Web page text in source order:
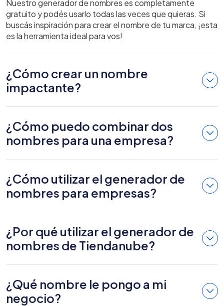
Nuestro generador de nombres es completamente
gratuito y podés usarlo todas las veces que quieras. Si
buscás inspiración para crear el nombre de tu marca, ¡esta
es la herramienta ideal para vos!
¿Cómo crear un nombre
impactante?
¿Cómo puedo combinar dos
nombres para una empresa?
¿Cómo utilizar el generador de
nombres para empresas?
¿Por qué utilizar el generador de
nombres de Tiendanube?
¿Qué nombre le pongo a mi
negocio?